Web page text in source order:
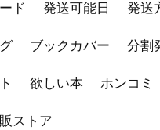
ド 発送可能日 発送
ブックカバー 分割
欲しい本 ホンコミ
ストア